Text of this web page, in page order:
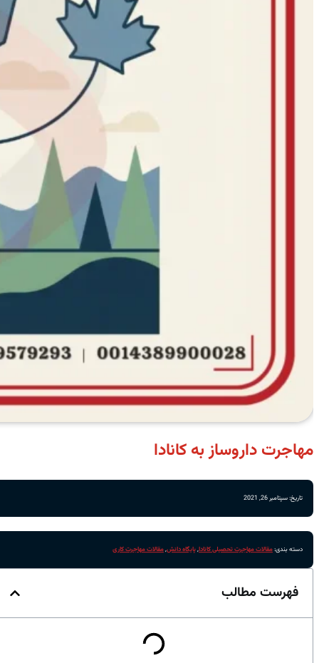
مهاجرت داروساز به کانادا
تاریخ: سپتامبر 26, 2021
دسته بندی:مقالات مهاجرت تحصیلی کانادا,پایگاه دانش,مقالات مهاجرت کاری
فهرست مطالب